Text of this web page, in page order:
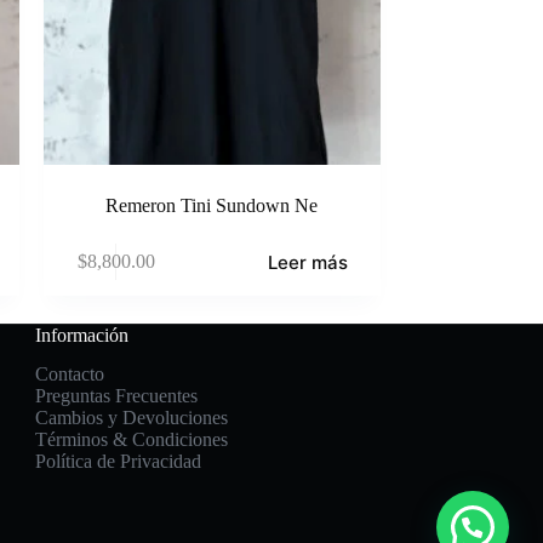
Remeron Tini Sundown Ne
$8,800.00 Leer más
Información
Contacto
Preguntas Frecuentes
Cambios y Devoluciones
Términos & Condiciones
Política de Privacidad